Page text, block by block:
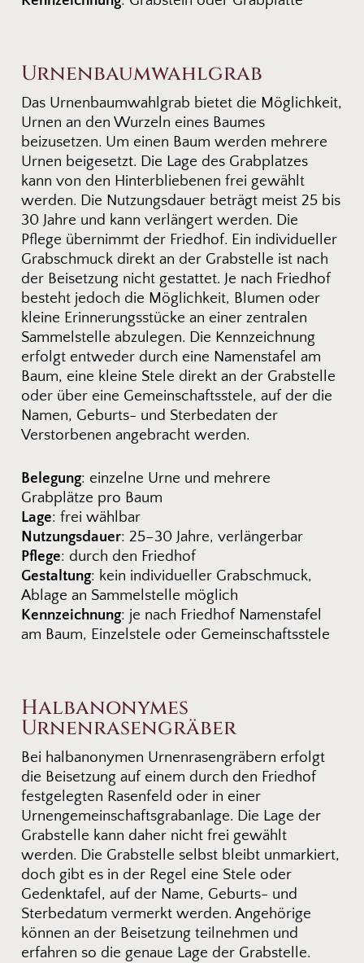
Urnenbaumwahlgrab
Das Urnenbaumwahlgrab bietet die Möglichkeit,
Urnen an den Wurzeln eines Baumes
beizusetzen. Um einen Baum werden mehrere
Urnen beigesetzt. Die Lage des Grabplatzes
kann von den Hinterbliebenen frei gewählt
werden. Die Nutzungsdauer beträgt meist 25 bis
30 Jahre und kann verlängert werden. Die
Pflege übernimmt der Friedhof. Ein individueller
Grabschmuck direkt an der Grabstelle ist nach
der Beisetzung nicht gestattet. Je nach Friedhof
besteht jedoch die Möglichkeit, Blumen oder
kleine Erinnerungsstücke an einer zentralen
Sammelstelle abzulegen. Die Kennzeichnung
erfolgt entweder durch eine Namenstafel am
Baum, eine kleine Stele direkt an der Grabstelle
oder über eine Gemeinschaftsstele, auf der die
Namen, Geburts- und Sterbedaten der
Verstorbenen angebracht werden.
Belegung: einzelne Urne und mehrere
Grabplätze pro Baum
Lage: frei wählbar
Nutzungsdauer: 25–30 Jahre, verlängerbar
Pflege: durch den Friedhof
Gestaltung: kein individueller Grabschmuck,
Ablage an Sammelstelle möglich
Kennzeichnung: je nach Friedhof Namenstafel
am Baum, Einzelstele oder Gemeinschaftsstele
Halbanonymes
Urnenrasengräber
Bei halbanonymen Urnenrasengräbern erfolgt
die Beisetzung auf einem durch den Friedhof
festgelegten Rasenfeld oder in einer
Urnengemeinschaftsgrabanlage. Die Lage der
Grabstelle kann daher nicht frei gewählt
werden. Die Grabstelle selbst bleibt unmarkiert,
doch gibt es in der Regel eine Stele oder
Gedenktafel, auf der Name, Geburts- und
Sterbedatum vermerkt werden. Angehörige
können an der Beisetzung teilnehmen und
erfahren so die genaue Lage der Grabstelle.